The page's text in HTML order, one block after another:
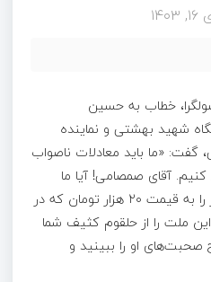
خطاب به حسین
شهید بهشتی و نماینده
«ما باید معادلات ناصواب
آقای صمصامی! آیا ما
می‌توانیم همین امروز نرخ دلار را به قیمت ۲۰ هزار تومان که در
حق این ملت را از حلقوم کثیف شما
او را ببینید و